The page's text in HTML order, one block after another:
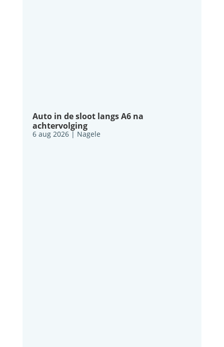
Auto in de sloot langs A6 na
achtervolging
6 aug 2026| Nagele